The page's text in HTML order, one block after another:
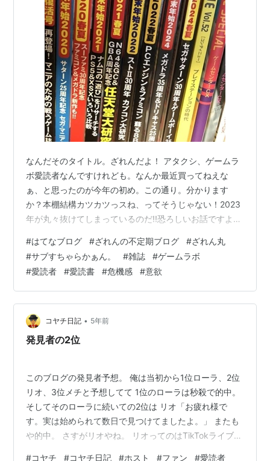
なんだそのタイトル。ざれんだよ！ アタクシ、ゲームラ
ボ愛読者なんですけれども。なんか最近買ってねえな
ぁ、と思ったのが今年の初め。この通り。分かります
か？本棚結構カツカツっスね、ってそうじゃない！2023
年が丸々抜けてしまっているのだ!!恐ろしいお話ですよ、
とのゲームラボを買っていたにも関わらず、23年が丸き
り抜け落ちているのよ。ちなみに2023年に出たのは2冊
とも、ファミコン特集。別に内容で選んでいるわけでな
く、単純にゲームラボが好きだから買っているのであっ
て、ファミコンは悪くないのよ。しかしそれで言えば、
今年がもしセガ特集でなければ買っていな…
#はてなブログ #ざれんの不定期ブログ #ざれん丸
#サブすちゃらかぁん。 #雑誌 #ゲームラボ
#愛読者 #愛読書 #危機感 #意欲
コヤチ日記 • 5年前
発見者の2位
このブログの発見者予想。 俺は当初から1位ローラ、2位
リオ、3位メチと予想してて 1位のローラは秒殺で的中。
そしてそのローラに続いての2位は リオ「お疲れ様で
す。実は始められて数日で見つけてましたよ。」 またも
や的中。 さすがリオやね。 リオってのはTikTokライブ配
#コヤチ #コヤチ日記 #ホスト #ファン #愛読者